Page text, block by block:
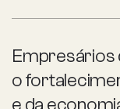
Empresários
o
e da